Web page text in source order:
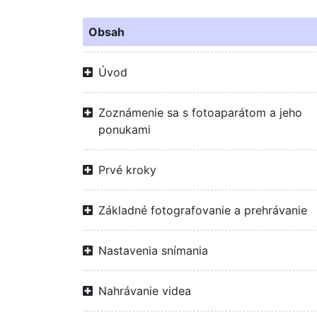
Obsah
Úvod
Zoznámenie sa s fotoaparátom a jeho
ponukami
Prvé kroky
Základné fotografovanie a prehrávanie
Nastavenia snímania
Nahrávanie videa